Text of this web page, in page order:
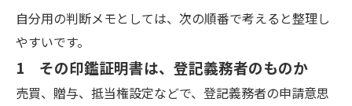
自分用の判断メモとしては、次の順番で考えると整理し
やすいです。
1 その印鑑証明書は、登記義務者のものか
売買、贈与、抵当権設定などで、登記義務者の申請意思